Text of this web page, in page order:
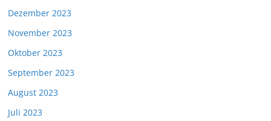
Dezember 2023
November 2023
Oktober 2023
September 2023
August 2023
Juli 2023